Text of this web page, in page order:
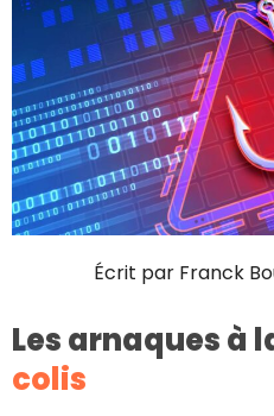
Écrit par Franck
Les arnaques à
colis